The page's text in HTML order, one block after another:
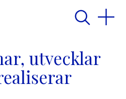
utvecklar